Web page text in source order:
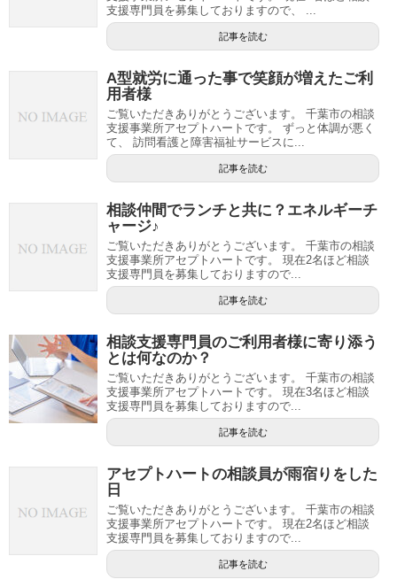
支援専門員を募集しておりますので、 ...
記事を読む
A型就労に通った事で笑顔が増えたご利
用者様
ご覧いただきありがとうございます。 千葉市の相談
支援事業所アセプトハートです。 ずっと体調が悪く
て、 訪問看護と障害福祉サービスに...
記事を読む
相談仲間でランチと共に？エネルギーチ
ャージ♪
ご覧いただきありがとうございます。 千葉市の相談
支援事業所アセプトハートです。 現在2名ほど相談
支援専門員を募集しておりますので...
記事を読む
相談支援専門員のご利用者様に寄り添う
とは何なのか？
ご覧いただきありがとうございます。 千葉市の相談
支援事業所アセプトハートです。 現在3名ほど相談
支援専門員を募集しておりますので...
記事を読む
アセプトハートの相談員が雨宿りをした
日
ご覧いただきありがとうございます。 千葉市の相談
支援事業所アセプトハートです。 現在2名ほど相談
支援専門員を募集しておりますので...
記事を読む